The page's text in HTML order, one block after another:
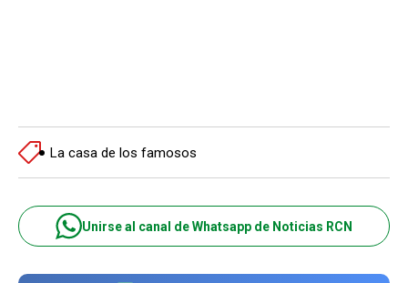
La casa de los famosos
Unirse al canal de Whatsapp de Noticias RCN